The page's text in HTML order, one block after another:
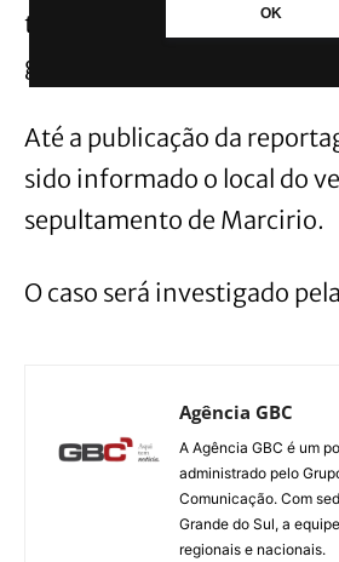
OK
também foi encontrado e
guincho ao depósito.
Até a publicação da
sido informado o local do
sepultamento de Marcirio.
O caso será investigado
Agência GBC
A Agência GBC é um
administrado pelo
Comunicação. Com
Grande do Sul, a
regionais e nacionais.